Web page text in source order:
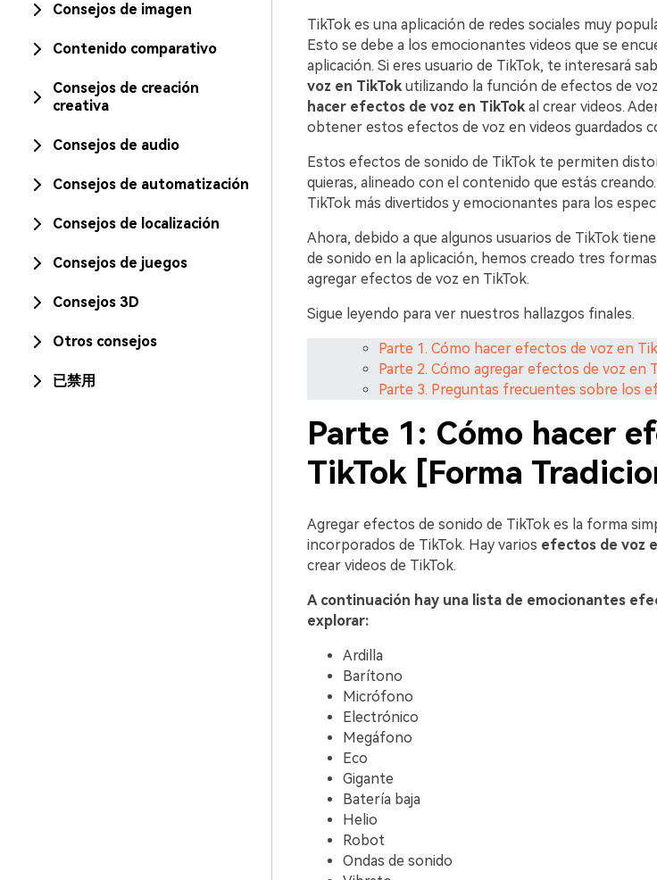
Consejos de imagen
Contenido comparativo
Consejos de creación
creativa
Consejos de audio
Consejos de automatización
Consejos de localización
Consejos de juegos
Consejos 3D
Otros consejos
已禁用
TikTok es una aplicación de redes sociales muy
Esto se debe a los emocionantes videos que se
aplicación. Si eres usuario de TikTok, te interesará
voz en TikTokutilizando la función de efectos de
hacer efectos de voz en TikTokal crear videos.
obtener estos efectos de voz en videos guardados
Estos efectos de sonido de TikTok te permiten
quieras, alineado con el contenido que estás
TikTok más divertidos y emocionantes para los
Ahora, debido a que algunos usuarios de TikTok
de sonido en la aplicación, hemos creado tres
agregar efectos de voz en TikTok.
Sigue leyendo para ver nuestros hallazgos finales.
Parte 1. Cómo hacer efectos de voz en
Parte 2. Cómo agregar efectos de voz
Parte 3. Preguntas frecuentes sobre los
Parte 1: Cómo hacer
TikTok [Forma
Agregar efectos de sonido de TikTok es la forma
incorporados de TikTok. Hay varios efectos de voz
crear videos de TikTok.
A continuación hay una lista de emocionantes
explorar:
Ardilla
Barítono
Micrófono
Electrónico
Megáfono
Eco
Gigante
Batería baja
Helio
Robot
Ondas de sonido